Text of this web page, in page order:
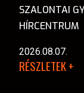
SZALONTAI
HÍRCENTRUM
2026.08.07.
RÉSZLETEK +